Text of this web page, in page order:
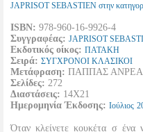
JAPRISOT SEBASTIEN στην
ISBN: 978-960-16-9926-4
Συγγραφέας: JAPRISOT
Εκδοτικός οίκος: ΠΑΤΑΚΗ
Σειρά: ΣΥΓΧΡΟΝΟΙ ΚΛΑΣΙΚΟΙ
Μετάφραση: ΠΑΠΠΑΣ
Σελίδες: 272
Διαστάσεις: 14Χ21
Ημερομηνία Έκδοσης: Ιούλιος
Όταν κλείνετε κουκέτα σ ένα